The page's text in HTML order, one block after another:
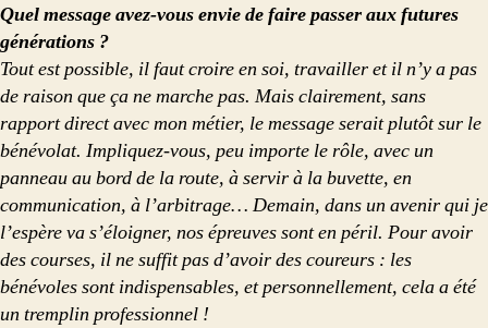
Quel message avez-vous envie de faire passer aux futures
générations ?
Tout est possible, il faut croire en soi, travailler et il n’y a pas
de raison que ça ne marche pas. Mais clairement, sans
rapport direct avec mon métier, le message serait plutôt sur le
bénévolat. Impliquez-vous, peu importe le rôle, avec un
panneau au bord de la route, à servir à la buvette, en
communication, à l’arbitrage… Demain, dans un avenir qui je
l’espère va s’éloigner, nos épreuves sont en péril. Pour avoir
des courses, il ne suffit pas d’avoir des coureurs : les
bénévoles sont indispensables, et personnellement, cela a été
un tremplin professionnel !